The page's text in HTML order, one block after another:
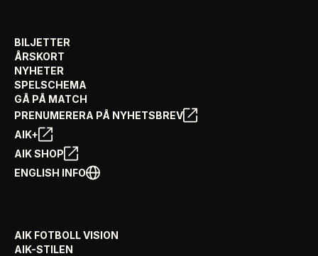
BILJETTER
ÅRSKORT
NYHETER
SPELSCHEMA
GÅ PÅ MATCH
PRENUMERERA PÅ NYHETSBREV
AIK+
AIK SHOP
ENGLISH INFO
AIK FOTBOLL VISION
AIK-STILEN